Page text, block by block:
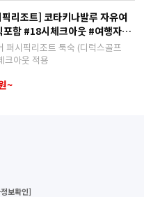
리조트] 코타키나발루 자유여
함 #18시체크아웃 #여행자보
퍼시픽리조트 툭숙 (디럭스골프
크아웃 적용
~
보확인]